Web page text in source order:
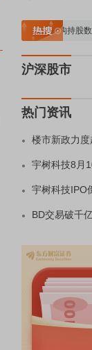
重要机构持股数据
沪深股市
热门资讯
楼市新政力度
宇树科技8月
宇树科技IPO
BD交易破千